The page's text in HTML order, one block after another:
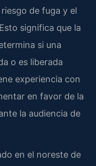
de fuga y el
significa que la
si una
o es liberada
experiencia con
en favor de la
la audiencia de
en el noreste de